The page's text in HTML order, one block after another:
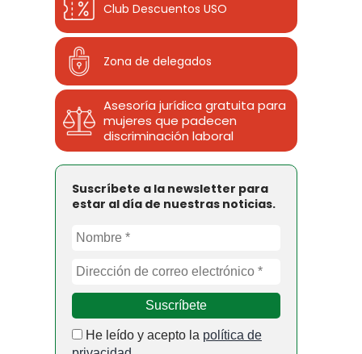
Club Descuentos USO
Zona de delegados
Asesoría jurídica gratuita para
mujeres que padecen
discriminación laboral
Suscríbete a la newsletter para
estar al día de nuestras noticias.
He leído y acepto la política de